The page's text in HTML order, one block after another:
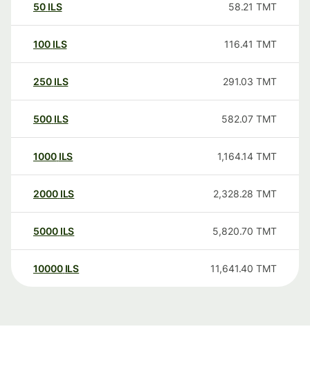
50 ILS 58.21 TMT
100 ILS 116.41 TMT
250 ILS 291.03 TMT
500 ILS 582.07 TMT
1000 ILS 1,164.14 TMT
2000 ILS 2,328.28 TMT
5000 ILS 5,820.70 TMT
10000 ILS 11,641.40 TMT